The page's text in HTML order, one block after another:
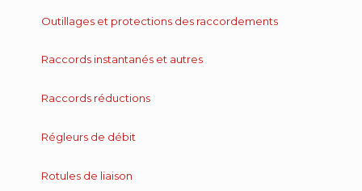
Outillages et protections des raccordements
Raccords instantanés et autres
Raccords réductions
Régleurs de débit
Rotules de liaison